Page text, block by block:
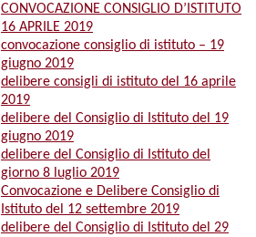
CONVOCAZIONE CONSIGLIO D’ISTITUTO
16 APRILE 2019
convocazione consiglio di istituto – 19
giugno 2019
delibere consigli di istituto del 16 aprile
2019
delibere del Consiglio di Istituto del 19
giugno 2019
delibere del Consiglio di Istituto del
giorno 8 luglio 2019
Convocazione e Delibere Consiglio di
Istituto del 12 settembre 2019
delibere del Consiglio di Istituto del 29